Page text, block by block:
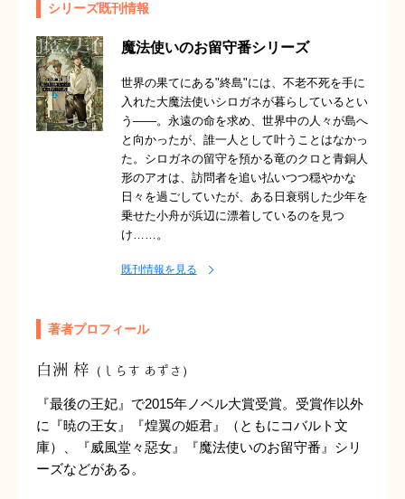
シリーズ既刊情報
魔法使いのお留守番シリーズ
世界の果てにある"終島"には、不老不死を手に
入れた大魔法使いシロガネが暮らしているとい
う――。永遠の命を求め、世界中の人々が島へ
と向かったが、誰一人として叶うことはなかっ
た。シロガネの留守を預かる竜のクロと青銅人
形のアオは、訪問者を追い払いつつ穏やかな
日々を過ごしていたが、ある日衰弱した少年を
乗せた小舟が浜辺に漂着しているのを見つ
け……。
既刊情報を見る
著者プロフィール
白洲 梓 （しらす あずさ）
『最後の王妃』で2015年ノベル大賞受賞。受賞作以外
に『暁の王女』『煌翼の姫君』（ともにコバルト文
庫）、『威風堂々惡女』『魔法使いのお留守番』シリ
ーズなどがある。